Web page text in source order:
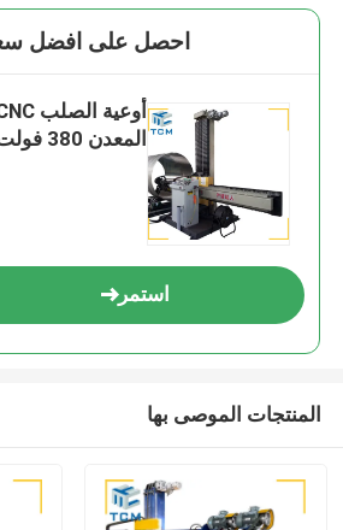
احصل على افضل
المعدن 380 فولت للسطح الداخلي
استمر
المنتجات الموصى بها